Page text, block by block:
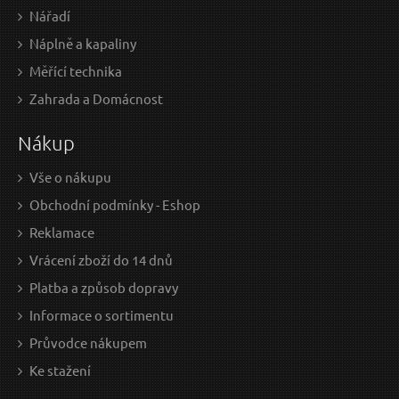
329.75 Kč bez DPH
Skladem
Lano tažné - popruh s háky, 4m x 50mm, max. tažná
Nářadí
Náplně a kapaliny
Měřící technika
Zahrada a Domácnost
Nákup
Vše o nákupu
Obchodní podmínky - Eshop
Reklamace
Vrácení zboží do 14 dnů
Platba a způsob dopravy
Informace o sortimentu
Průvodce nákupem
Ke stažení